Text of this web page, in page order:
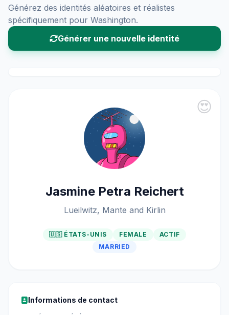
Générez des identités aléatoires et réalistes
spécifiquement pour Washington.
Générer une nouvelle identité
😍
Jasmine Petra Reichert
Lueilwitz, Mante and Kirlin
🇺🇸 ÉTATS-UNIS FEMALE
ACTIF
MARRIED
Informations de contact